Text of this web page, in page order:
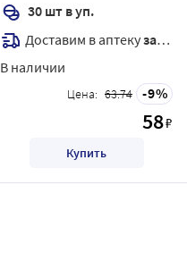
30 шт в уп.
Доставим в аптекузавтра
В наличии
Цена: 63.74 9
58₽
Купить